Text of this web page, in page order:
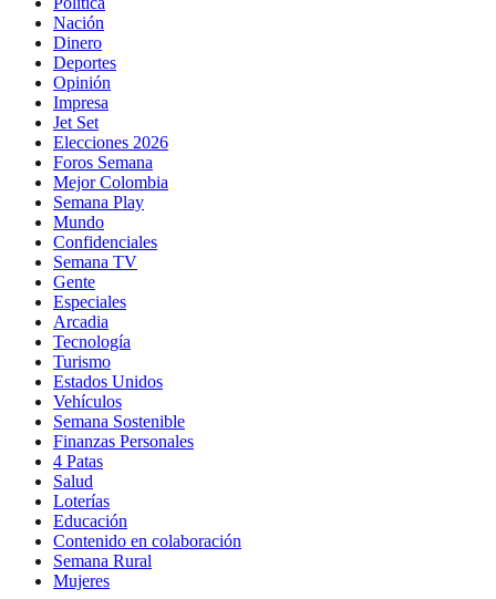
Nación
Dinero
Deportes
Opinión
Impresa
Jet Set
Elecciones 2026
Foros Semana
Mejor Colombia
Semana Play
Mundo
Confidenciales
Semana TV
Gente
Especiales
Arcadia
Tecnología
Turismo
Estados Unidos
Vehículos
Semana Sostenible
Finanzas Personales
4 Patas
Salud
Loterías
Educación
Contenido en colaboración
Semana Rural
Mujeres